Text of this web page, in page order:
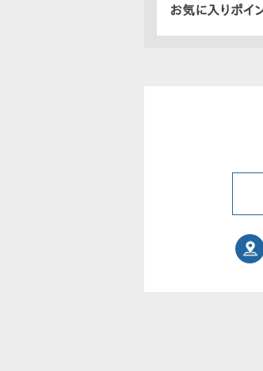
お気に入りポイ